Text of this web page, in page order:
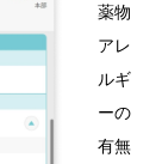
薬物
アレ
ルギ
ーの
有無